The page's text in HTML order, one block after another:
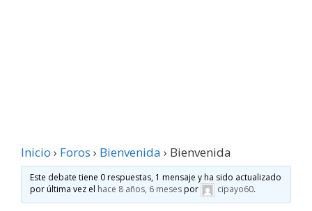
Inicio › Foros › Bienvenida › Bienvenida
Este debate tiene 0 respuestas, 1 mensaje y ha sido actualizado
por última vez el hace 8 años, 6 mesespor cipayo60.